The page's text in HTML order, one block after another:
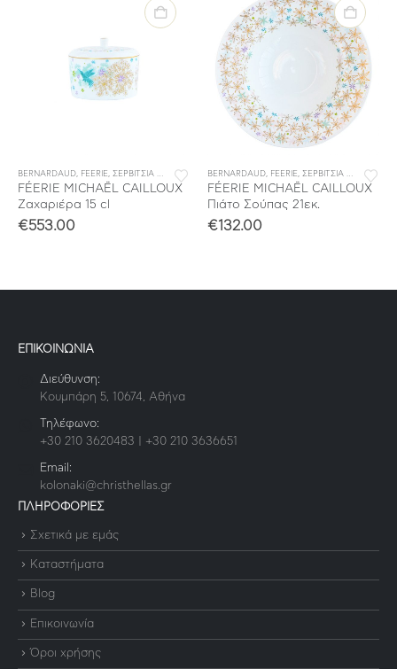
,ΣΕΡΒΙΤΣΙΑ ΦΑΓΗΤΟΥ
BERNARDAUD, FEERIE, ΣΕΡΒΙΤΣΙΑ ΠΟΡΣΕΛΑΝΗΣ ,ΣΕΡΒΙΤΣΙΑ ΦΑΓΗΤΟΥ
FÉERIE MICHAËL CAILLOUX
Ζαχαριέρα 15 cl
€553.00
BERNARDAUD, FEERIE, ΣΕΡΒΙΤΣΙΑ ΠΟΡΣΕΛΑΝΗΣ
FÉERIE MICHAËL CAILLOUX
Πιάτο Σούπας 21εκ.
€132.00
ΕΠΙΚΟΙΝΩΝΙΑ
Διεύθυνση:
Κουμπάρη 5, 10674, Αθήνα
Τηλέφωνο:
+30 210 3620483 | +30 210 3636651
Email:
kolonaki@christhellas.gr
ΠΛΗΡΟΦΟΡΙΕΣ
Σχετικά με εμάς
Καταστήματα
Blog
Επικοινωνία
Όροι χρήσης